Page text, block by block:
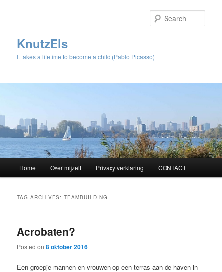
KnutzEls
It takes a lifetime to become a child (Pablo Picasso)
Skip
content
Skip
content
Home Over mijzelf Privacy verklaring CONTACT
TAG ARCHIVES:TEAMBUILDING
Acrobaten?
Posted on8 oktober 2016
Een groepje mannen en vrouwen op een terras aan de haven in